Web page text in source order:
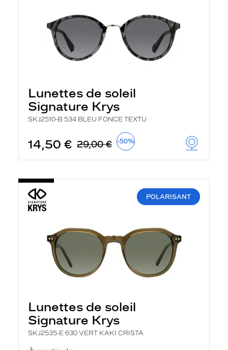
Lunettes de soleil
Signature Krys
SKJ2510-B 534 BLEU FONCE TEXTU
14,50 € 29,00 € -50%
POLARISANT
Lunettes de soleil
Signature Krys
SKJ2535-E 630 VERT KAKI CRISTA